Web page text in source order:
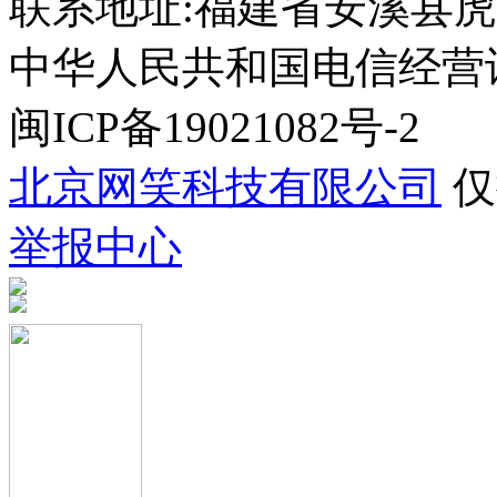
中华人民共和国电信经营
闽ICP备19021082号-2
北京网笑科技有限公司
举报中心